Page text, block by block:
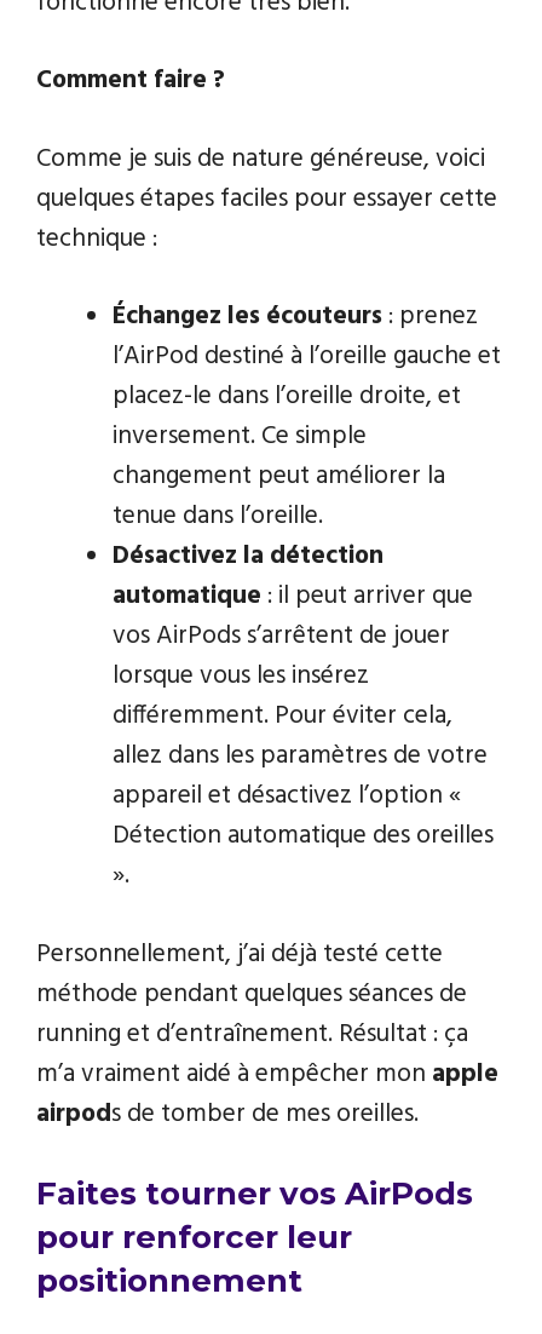
Comment faire ?
Comme je suis de nature généreuse, voici
quelques étapes faciles pour essayer cette
technique :
Échangez les écouteurs: prenez
l’AirPod destiné à l’oreille gauche et
placez-le dans l’oreille droite, et
inversement. Ce simple
changement peut améliorer la
tenue dans l’oreille.
Désactivez la détection
automatique : il peut arriver que
vos AirPods s’arrêtent de jouer
lorsque vous les insérez
différemment. Pour éviter cela,
allez dans les paramètres de votre
appareil et désactivez l’option «
Détection automatique des oreilles
».
Personnellement, j’ai déjà testé cette
méthode pendant quelques séances de
running et d’entraînement. Résultat : ça
m’a vraiment aidé à empêcher mon apple
airpods de tomber de mes oreilles.
Faites tourner vos AirPods
pour renforcer leur
positionnement